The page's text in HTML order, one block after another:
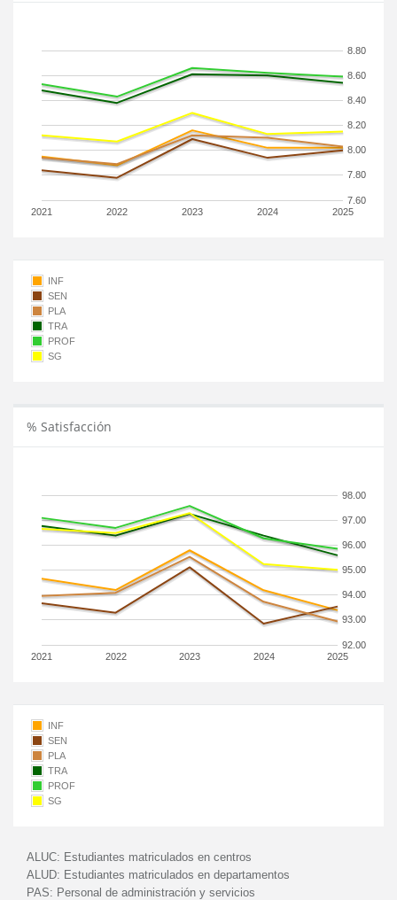
2021 2022 2023 2024 2025
7.60
7.80
8.00
8.20
8.40
8.60
8.80
INF
SEN
PLA
TRA
PROF
SG
% Satisfacción
2021 2022 2023 2024 2025
92.00
93.00
94.00
95.00
96.00
97.00
98.00
INF
SEN
PLA
TRA
PROF
SG
ALUC: Estudiantes matriculados en centros
ALUD: Estudiantes matriculados en departamentos
PAS: Personal de administración y servicios